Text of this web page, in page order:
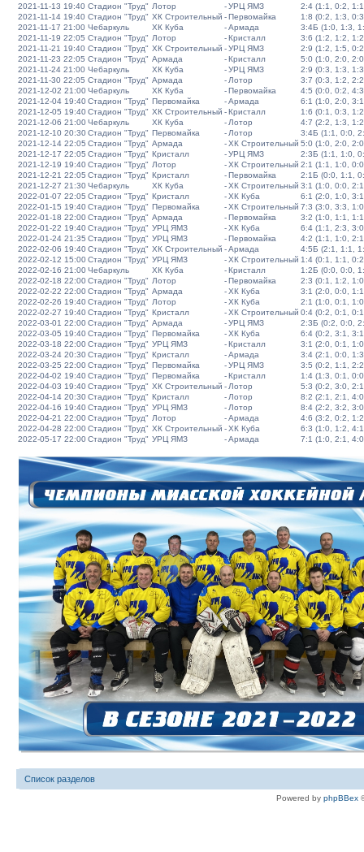
2021-11-13 19:40 Стадион "Труд" Лотор -УРЦ ЯМЗ
2:4 (1:1, 0:2,
2021-11-14 19:40 Стадион "Труд" ХК Строительный -Первомайка
1:8 (0:2, 1:3,
2021-11-17 21:00 Чебаркуль ХК Куба -Армада
3:4Б (1:0, 1:3,
2021-11-19 22:05 Стадион "Труд" Лотор -Кристалл
3:6 (1:2, 1:2,
2021-11-21 19:40 Стадион "Труд" ХК Строительный -УРЦ ЯМЗ
2:9 (1:2, 1:5,
2021-11-23 22:05 Стадион "Труд" Армада -Кристалл
5:0 (1:0, 2:0,
2021-11-24 21:00 Чебаркуль ХК Куба -УРЦ ЯМЗ
2:9 (0:3, 1:3,
2021-11-30 22:05 Стадион "Труд" Армада - Лотор
3:7 (0:3, 1:2,
2021-12-02 21:00Чебаркуль ХК Куба -Первомайка
4:5 (0:0, 0:2,
2021-12-04 19:40Стадион "Труд" Первомайка -Армада
6:1 (1:0, 2:0,
2021-12-05 19:40Стадион "Труд" ХК Строительный -Кристалл
1:6 (0:1, 0:3,
2021-12-06 21:00Чебаркуль ХК Куба - Лотор
4:7 (2:2, 1:3,
2021-12-10 20:30Стадион "Труд" Первомайка - Лотор
3:4Б (1:1, 0:0,
2021-12-14 22:05 Стадион "Труд" Армада -ХК Строительный 5:0 (1:0, 2:0,
2021-12-17 22:05 Стадион "Труд" Кристалл -УРЦ ЯМЗ
2:3Б (1:1, 1:0,
2021-12-19 19:40Стадион "Труд" Лотор -ХК Строительный 2:1 (1:1, 1:0,
2021-12-21 22:05 Стадион "Труд" Кристалл -Первомайка
2:1Б (0:0, 1:1,
2021-12-27 21:30Чебаркуль ХК Куба -ХК Строительный 3:1 (1:0, 0:0,
2022-01-07 22:05 Стадион "Труд" Кристалл -ХК Куба
6:1 (2:0, 1:0,
2022-01-15 19:40Стадион "Труд" Первомайка -ХК Строительный 7:3 (3:0, 3:3,
2022-01-18 22:00Стадион "Труд" Армада -Первомайка
3:2 (1:0, 1:1,
2022-01-22 19:40Стадион "Труд" УРЦ ЯМЗ -ХК Куба
6:4 (1:1, 2:3,
2022-01-24 21:35 Стадион "Труд" УРЦ ЯМЗ -Первомайка
4:2 (1:1, 1:0,
2022-02-06 19:40Стадион "Труд" ХК Строительный -Армада
4:5Б (2:1, 1:1,
2022-02-12 15:00Стадион "Труд" УРЦ ЯМЗ -ХК Строительный 1:4 (0:1, 1:1,
2022-02-16 21:00Чебаркуль ХК Куба -Кристалл
1:2Б (0:0, 0:0,
2022-02-18 22:00Стадион "Труд" Лотор -Первомайка
2:3 (0:1, 1:2,
2022-02-22 22:00Стадион "Труд" Армада -ХК Куба
3:1 (2:0, 0:0,
2022-02-26 19:40Стадион "Труд" Лотор -ХК Куба
2:1 (1:0, 0:1,
2022-02-27 19:40Стадион "Труд" Кристалл -ХК Строительный 0:4 (0:2, 0:1,
2022-03-01 22:00Стадион "Труд" Армада -УРЦ ЯМЗ
2:3Б (0:2, 0:0,
2022-03-05 19:40Стадион "Труд" Первомайка -ХК Куба
6:4 (0:2, 3:1,
2022-03-18 22:00Стадион "Труд" УРЦ ЯМЗ -Кристалл
3:1 (2:0, 0:1,
2022-03-24 20:30Стадион "Труд" Кристалл -Армада
3:4 (2:1, 0:0,
2022-03-25 22:00Стадион "Труд" Первомайка -УРЦ ЯМЗ
3:5 (0:2, 1:1,
2022-04-02 19:40Стадион "Труд" Первомайка -Кристалл
1:4 (1:3, 0:1,
2022-04-03 19:40Стадион "Труд" ХК Строительный - Лотор
5:3 (0:2, 3:0,
2022-04-14 20:30Стадион "Труд" Кристалл - Лотор
8:2 (2:1, 2:1,
2022-04-16 19:40Стадион "Труд" УРЦ ЯМЗ - Лотор
8:4 (2:2, 3:2,
2022-04-21 22:00Стадион "Труд" Лотор -Армада
4:6 (3:2, 0:2,
2022-04-28 22:00Стадион "Труд" ХК Строительный -ХК Куба
6:3 (1:0, 1:2,
2022-05-17 22:00Стадион "Труд" УРЦ ЯМЗ -Армада 7:1 (1:0, 2:1,
Список разделов
Powered by phpBBex